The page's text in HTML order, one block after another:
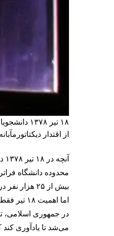
از اقتدار
محدوده دانشگاه
بیش از ۲۵ هزار نفر در این اعتراضات مشارکت کردند و هزاران دانشجو نیز در هفته‌های بعد بازداشت شدند.
اما اهمیت ۱۸ تیر فقط در عدد بازداشت‌شدگان یا گستردگی اعتراض نبود. اهمیت آن در شکستن یک تابو بود: تابوی تعرض به تصویر رهبر.
در جمهوری اسلامی،
می‌شد تا یادآوری